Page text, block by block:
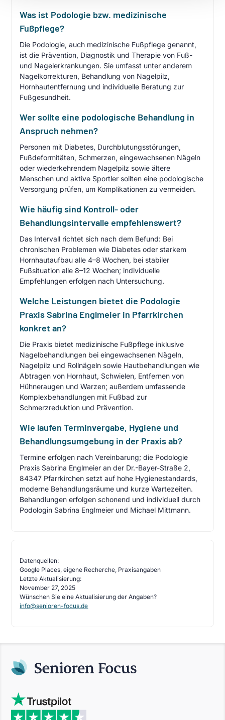
Was ist Podologie bzw. medizinische
Fußpflege?
Die Podologie, auch medizinische Fußpflege genannt,
ist die Prävention, Diagnostik und Therapie von Fuß-
und Nagelerkrankungen. Sie umfasst unter anderem
Nagelkorrekturen, Behandlung von Nagelpilz,
Hornhautentfernung und individuelle Beratung zur
Fußgesundheit.
Wer sollte eine podologische Behandlung in
Anspruch nehmen?
Personen mit Diabetes, Durchblutungsstörungen,
Fußdeformitäten, Schmerzen, eingewachsenen Nägeln
oder wiederkehrendem Nagelpilz sowie ältere
Menschen und aktive Sportler sollten eine podologische
Versorgung prüfen, um Komplikationen zu vermeiden.
Wie häufig sind Kontroll- oder
Behandlungsintervalle empfehlenswert?
Das Intervall richtet sich nach dem Befund: Bei
chronischen Problemen wie Diabetes oder starkem
Hornhautaufbau alle 4–8 Wochen, bei stabiler
Fußsituation alle 8–12 Wochen; individuelle
Empfehlungen erfolgen nach Untersuchung.
Welche Leistungen bietet die Podologie
Praxis Sabrina Englmeier in Pfarrkirchen
konkret an?
Die Praxis bietet medizinische Fußpflege inklusive
Nagelbehandlungen bei eingewachsenen Nägeln,
Nagelpilz und Rollnägeln sowie Hautbehandlungen wie
Abtragen von Hornhaut, Schwielen, Entfernen von
Hühneraugen und Warzen; außerdem umfassende
Komplexbehandlungen mit Fußbad zur
Schmerzreduktion und Prävention.
Wie laufen Terminvergabe, Hygiene und
Behandlungsumgebung in der Praxis ab?
Termine erfolgen nach Vereinbarung; die Podologie
Praxis Sabrina Englmeier an der Dr.-Bayer-Straße 2,
84347 Pfarrkirchen setzt auf hohe Hygienestandards,
moderne Behandlungsräume und kurze Wartezeiten.
Behandlungen erfolgen schonend und individuell durch
Podologin Sabrina Englmeier und Michael Mittmann.
Datenquellen:
Google Places, eigene Recherche, Praxisangaben
Letzte Aktualisierung:
November 27, 2025
Wünschen Sie eine Aktualisierung der Angaben?
info@senioren-focus.de